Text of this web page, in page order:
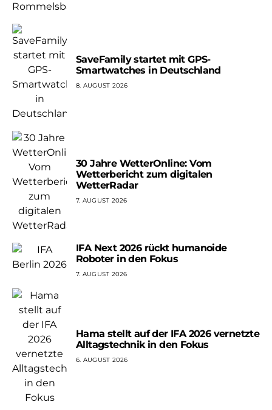
SaveFamily startet mit GPS-
Smartwatches in Deutschland
8. AUGUST 2026
30 Jahre WetterOnline: Vom
Wetterbericht zum digitalen
WetterRadar
7. AUGUST 2026
IFA Next 2026 rückt humanoide
Roboter in den Fokus
7. AUGUST 2026
Hama stellt auf der IFA 2026 vernetzte
Alltagstechnik in den Fokus
6. AUGUST 2026